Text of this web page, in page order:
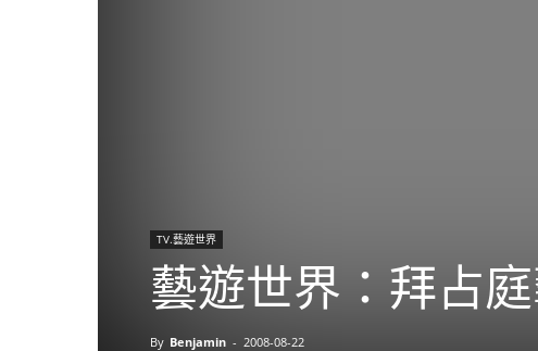
TV.藝遊世界
藝遊世界：拜占
By Benjamin - 2008-08-22